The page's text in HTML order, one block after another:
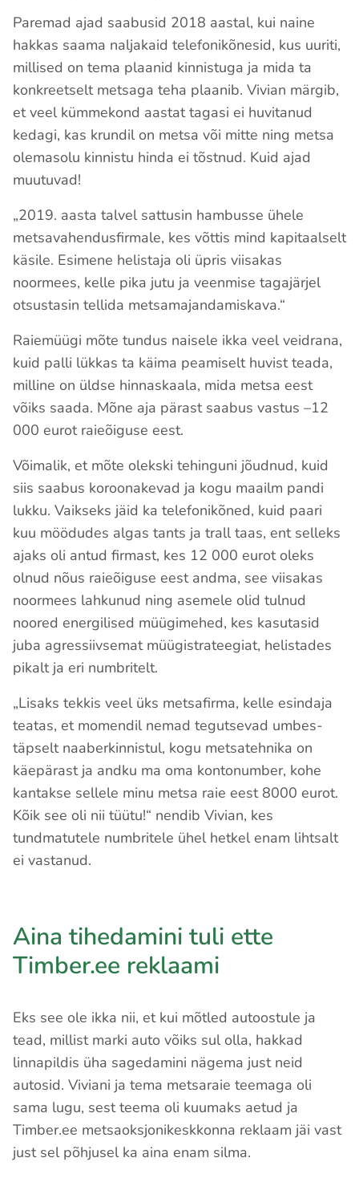
Paremad ajad saabusid 2018 aastal, kui naine
hakkas saama naljakaid telefonikõnesid, kus uuriti,
millised on tema plaanid kinnistuga ja mida ta
konkreetselt metsaga teha plaanib. Vivian märgib,
et veel kümmekond aastat tagasi ei huvitanud
kedagi, kas krundil on metsa või mitte ning metsa
olemasolu kinnistu hinda ei tõstnud. Kuid ajad
muutuvad!
„2019. aasta talvel sattusin hambusse ühele
metsavahendusfirmale, kes võttis mind kapitaalselt
käsile. Esimene helistaja oli üpris viisakas
noormees, kelle pika jutu ja veenmise tagajärjel
otsustasin tellida metsamajandamiskava.“
Raiemüügi mõte tundus naisele ikka veel veidrana,
kuid palli lükkas ta käima peamiselt huvist teada,
milline on üldse hinnaskaala, mida metsa eest
võiks saada. Mõne aja pärast saabus vastus –12
000 eurot raieõiguse eest.
Võimalik, et mõte olekski tehinguni jõudnud, kuid
siis saabus koroonakevad ja kogu maailm pandi
lukku. Vaikseks jäid ka telefonikõned, kuid paari
kuu möödudes algas tants ja trall taas, ent selleks
ajaks oli antud firmast, kes 12 000 eurot oleks
olnud nõus raieõiguse eest andma, see viisakas
noormees lahkunud ning asemele olid tulnud
noored energilised müügimehed, kes kasutasid
juba agressiivsemat müügistrateegiat, helistades
pikalt ja eri numbritelt.
„Lisaks tekkis veel üks metsafirma, kelle esindaja
teatas, et momendil nemad tegutsevad umbes-
täpselt naaberkinnistul, kogu metsatehnika on
käepärast ja andku ma oma kontonumber, kohe
kantakse sellele minu metsa raie eest 8000 eurot.
Kõik see oli nii tüütu!“ nendib Vivian, kes
tundmatutele numbritele ühel hetkel enam lihtsalt
ei vastanud.
Aina tihedamini tuli ette
Timber.ee reklaami
Eks see ole ikka nii, et kui mõtled autoostule ja
tead, millist marki auto võiks sul olla, hakkad
linnapildis üha sagedamini nägema just neid
autosid. Viviani ja tema metsaraie teemaga oli
sama lugu, sest teema oli kuumaks aetud ja
Timber.ee metsaoksjonikeskkonna reklaam jäi vast
just sel põhjusel ka aina enam silma.